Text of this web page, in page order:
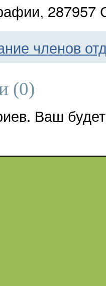
287957
членов
(0)
Ваш